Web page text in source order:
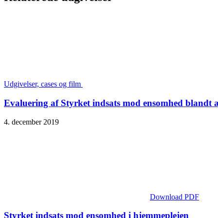
Udgivelser, cases og film
Evaluering af Styrket indsats mod ensomhed blandt
4. december 2019
Download PDF
Styrket indsats mod ensomhed i hjemmeplejen